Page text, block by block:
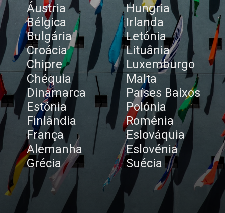
Áustria
Bélgica
Bulgária
Croácia
Chipre
Chéquia
Dinamarca
Estónia
Finlândia
França
Alemanha
Grécia
Hungria
Irlanda
Letónia
Lituânia
Luxemburgo
Malta
Países Baixos
Polónia
Roménia
Eslováquia
Eslovénia
Suécia